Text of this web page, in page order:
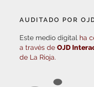
AUDITADO POR
Este medio digital ha
a través de OJD
de La Rioja.